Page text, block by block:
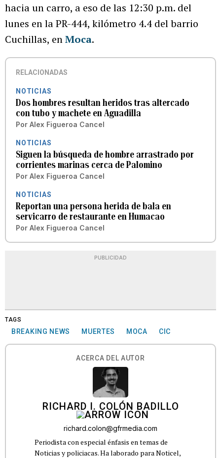
hacia un carro, a eso de las 12:30 p.m. del
lunes en la PR-444, kilómetro 4.4 del barrio
Cuchillas, enMoca.
RELACIONADAS
NOTICIAS
Dos hombres resultan heridos tras altercado
con tubo y machete en Aguadilla
Por Alex Figueroa Cancel
NOTICIAS
Siguen la búsqueda de hombre arrastrado por
corrientes marinas cerca de Palomino
Por Alex Figueroa Cancel
NOTICIAS
Reportan una persona herida de bala en
servicarro de restaurante en Humacao
Por Alex Figueroa Cancel
PUBLICIDAD
TAGS
BREAKING NEWS MUERTES MOCA CIC
ACERCA DEL AUTOR
RICHARD I. COLÓN BADILLO
richard.colon@gfrmedia.com
Periodista con especial énfasis en temas de
Noticias y policiacas. Ha laborado para Noticel,